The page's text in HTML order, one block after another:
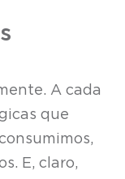
A cada
que
E, claro,